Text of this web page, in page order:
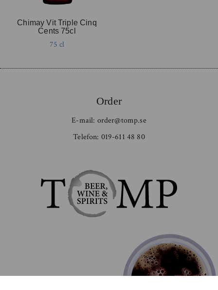
Chimay Vit Triple Cinq
Cents 75cl
75 cl
Order
E-mail: order@tomp.se
Telefon: 019-611 48 80